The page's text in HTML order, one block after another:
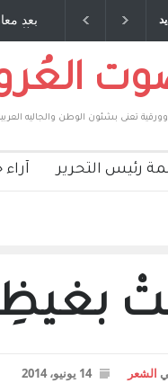
بعد
طارق
: سعد الله
تعنى بشئون الوطن والجاليه
رئيس التحرير
الشعر 14 يونيو، 2014